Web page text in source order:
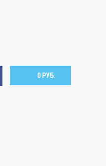
0 РУБ.